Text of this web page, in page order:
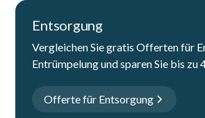
Entsorgung
Vergleichen Sie gratis Offerten für
Entrümpelung und sparen Sie bis zu
Offerte für Entsorgung